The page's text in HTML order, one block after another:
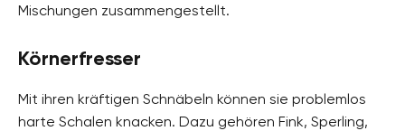
Mischungen zusammengestellt.
Körnerfresser
Mit ihren kräftigen Schnäbeln können sie problemlos
harte Schalen knacken. Dazu gehören Fink, Sperling,